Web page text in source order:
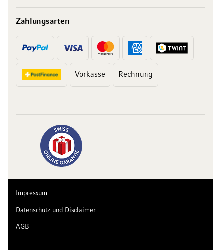
Zahlungsarten
Vorkasse Rechnung
Impressum
Datenschutz und Disclaimer
AGB
10 Franken
auf Ihren Einkauf
Abonnieren Sie unseren Newsletter und erhalten Sie exklusive